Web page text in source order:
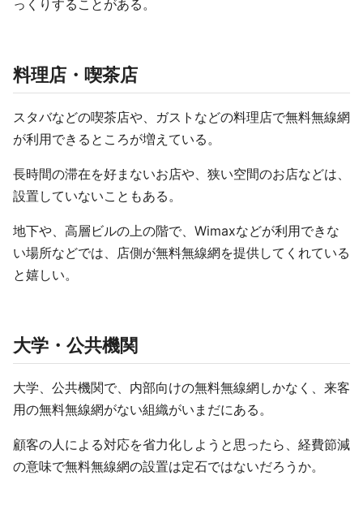
っくりすることがある。
料理店・喫茶店
スタバなどの喫茶店や、ガストなどの料理店で無料無線網
が利用できるところが増えている。
長時間の滞在を好まないお店や、狭い空間のお店などは、
設置していないこともある。
地下や、高層ビルの上の階で、Wimaxなどが利用できな
い場所などでは、店側が無料無線網を提供してくれている
と嬉しい。
大学・公共機関
大学、公共機関で、内部向けの無料無線網しかなく、来客
用の無料無線網がない組織がいまだにある。
顧客の人による対応を省力化しようと思ったら、経費節減
の意味で無料無線網の設置は定石ではないだろうか。